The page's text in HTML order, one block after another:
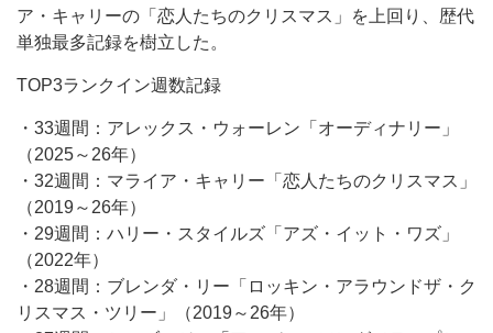
ア・キャリーの「恋人たちのクリスマス」を上回り、歴代
単独最多記録を樹立した。
TOP3ランクイン週数記録
・33週間：アレックス・ウォーレン「オーディナリー」
（2025～26年）
・32週間：マライア・キャリー「恋人たちのクリスマス」
（2019～26年）
・29週間：ハリー・スタイルズ「アズ・イット・ワズ」
（2022年）
・28週間：ブレンダ・リー「ロッキン・アラウンドザ・ク
リスマス・ツリー」（2019～26年）